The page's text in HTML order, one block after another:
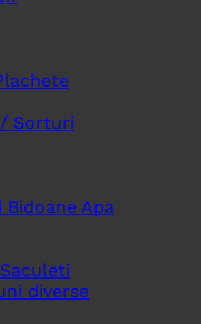
Sorturi
Apa
diverse